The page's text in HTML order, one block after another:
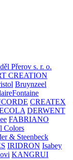
Přerov s. r. o.
CREATION
Bruynzeel
CREATEX
DERWENT
FABRIANO
Colors
& Steenbeck
IRIDRON Isabey
KANGRUI